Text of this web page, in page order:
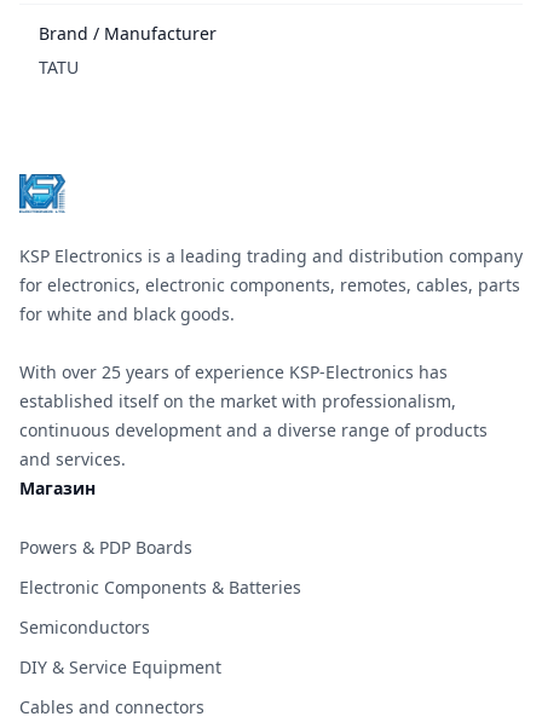
Brand / Manufacturer
TATU
KSP Electronics is a leading trading and distribution company
for electronics, electronic components, remotes, cables, parts
for white and black goods.
With over 25 years of experience KSP-Electronics has
established itself on the market with professionalism,
continuous development and a diverse range of products
and services.
Магазин
Powers & PDP Boards
Electronic Components & Batteries
Semiconductors
DIY & Service Equipment
Cables and connectors